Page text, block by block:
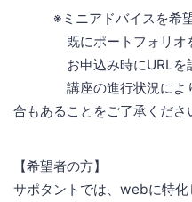
※ミニアドバイスを希望
既にポートフォリオを
お申込み時にURLを記
講座の進行状況により
合もあることをご了承くださ
【希望者の方】
サポタントでは、webに特